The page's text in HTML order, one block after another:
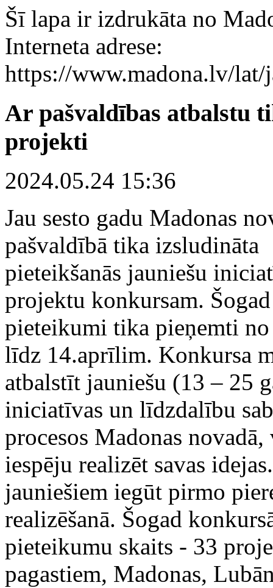
Šī lapa ir izdrukāta no
Interneta adrese:
https://www.madona.lv/
Ar pašvaldības atbalstu
projekti
2024.05.24 15:36
Jau sesto gadu Madonas
pašvaldībā tika izsludināta
pieteikšanās jauniešu
projektu konkursam. Šogad
pieteikumi tika pieņemti no
līdz 14.aprīlim. Konkursa
atbalstīt jauniešu (13 – 25
iniciatīvas un līdzdalību
procesos Madonas
iespēju realizēt savas
jauniešiem iegūt pirmo
realizēšanā. Šogad
pieteikumu skaits - 33
pagastiem, Madonas,